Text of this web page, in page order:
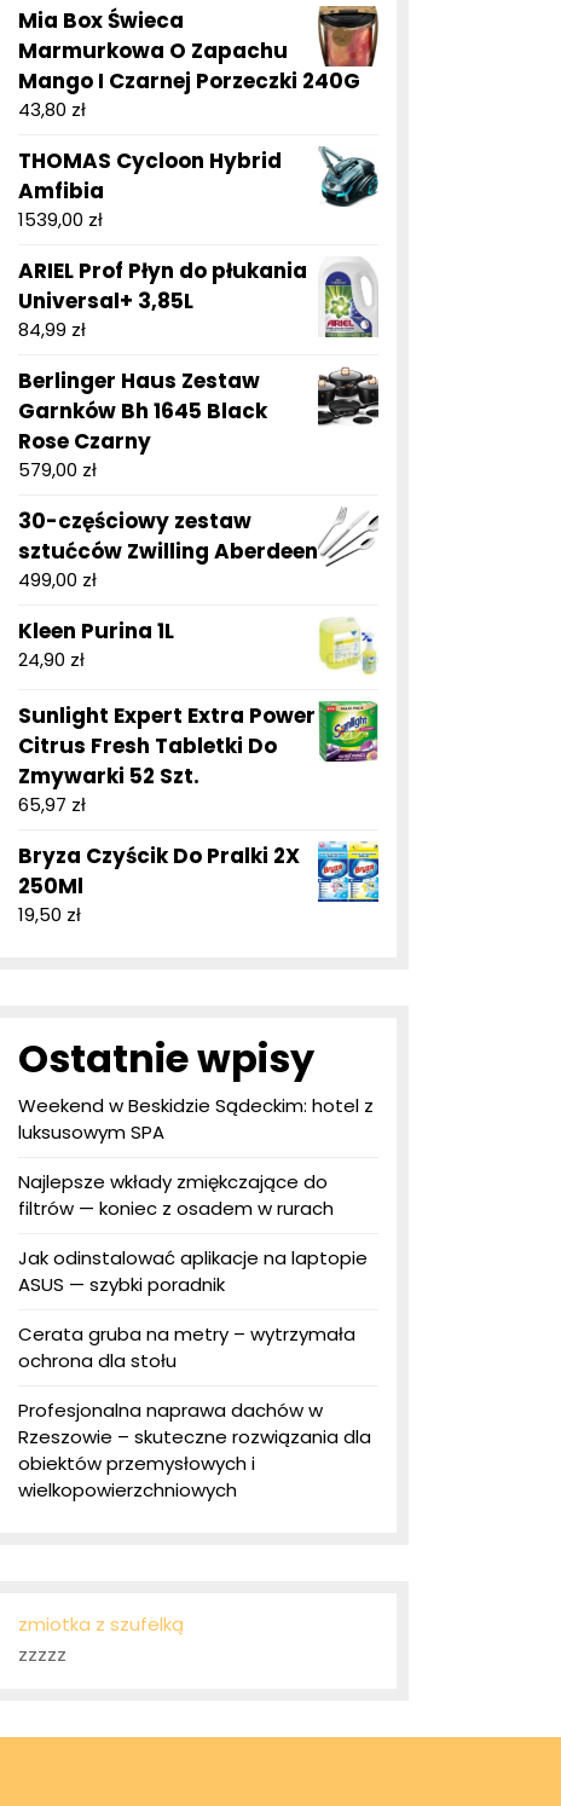
Mia Box Świeca
Marmurkowa O Zapachu
Mango I Czarnej Porzeczki 240G
43,80 zł
THOMAS Cycloon Hybrid
Amfibia
1539,00 zł
ARIEL Prof Płyn do płukania
Universal+ 3,85L
84,99 zł
Berlinger Haus Zestaw
Garnków Bh 1645 Black
Rose Czarny
579,00 zł
30-częściowy zestaw
sztućców Zwilling Aberdeen
499,00 zł
Kleen Purina 1L
24,90 zł
Sunlight Expert Extra Power
Citrus Fresh Tabletki Do
Zmywarki 52 Szt.
65,97 zł
Bryza Czyścik Do Pralki 2X
250Ml
19,50 zł
Ostatnie wpisy
Weekend w Beskidzie Sądeckim: hotel z
luksusowym SPA
Najlepsze wkłady zmiękczające do
filtrów — koniec z osadem w rurach
Jak odinstalować aplikacje na laptopie
ASUS — szybki poradnik
Cerata gruba na metry – wytrzymała
ochrona dla stołu
Profesjonalna naprawa dachów w
Rzeszowie – skuteczne rozwiązania dla
obiektów przemysłowych i
wielkopowierzchniowych
zmiotka z szufelką
zzzzz